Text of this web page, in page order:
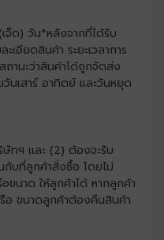
จ็ด) วัน*หลังจากที่ได้รับ
เอียดสินค้า ระยะเวลาการ
านะว่าสินค้าได้ถูกจัดส่ง
นเสาร์ อาทิตย์ และวันหยุด
ทฯ และ (2) ต้องจะรับ
กับที่ลูกค้าสั่งซื้อ โดยไม่
ขนาด ให้ลูกค้าได้ หากลูกค้า
อ ขนาดลูกค้าต้องคืนสินค้า